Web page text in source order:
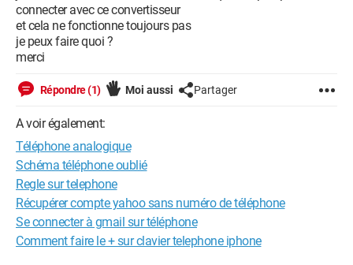
connecter avec ce convertisseur
et cela ne fonctionne toujours pas
je peux faire quoi ?
merci
Répondre (1) Moi aussi Partager
A voir également:
Téléphone analogique
Schéma téléphone oublié
Regle sur telephone
Récupérer compte yahoo sans numéro de téléphone
Se connecter à gmail sur téléphone
Comment faire le + sur clavier telephone iphone